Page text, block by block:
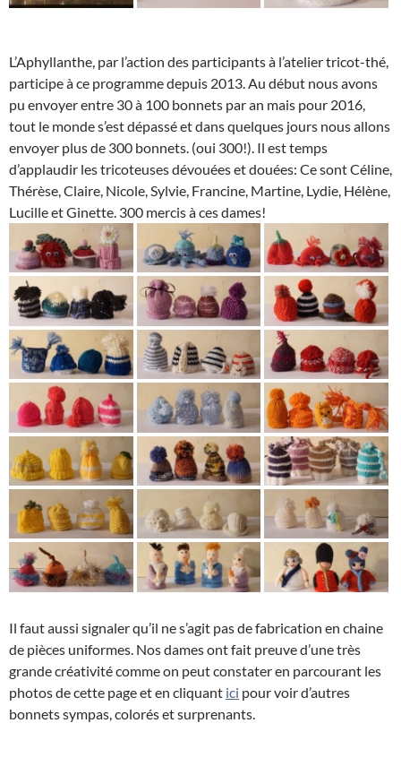
L’Aphyllanthe, par l’action des participants à l’atelier tricot-thé,
participe à ce programme depuis 2013. Au début nous avons
pu envoyer entre 30 à 100 bonnets par an mais pour 2016,
tout le monde s’est dépassé et dans quelques jours nous allons
envoyer plus de 300 bonnets. (oui 300!). Il est temps
d’applaudir les tricoteuses dévouées et douées: Ce sont Céline,
Thérèse, Claire, Nicole, Sylvie, Francine, Martine, Lydie, Hélène,
Lucille et Ginette. 300 mercis à ces dames!
Il faut aussi signaler qu’il ne s’agit pas de fabrication en chaine
de pièces uniformes. Nos dames ont fait preuve d’une très
grande créativité comme on peut constater en parcourant les
photos de cette page et en cliquant ici pour voir d’autres
bonnets sympas, colorés et surprenants.